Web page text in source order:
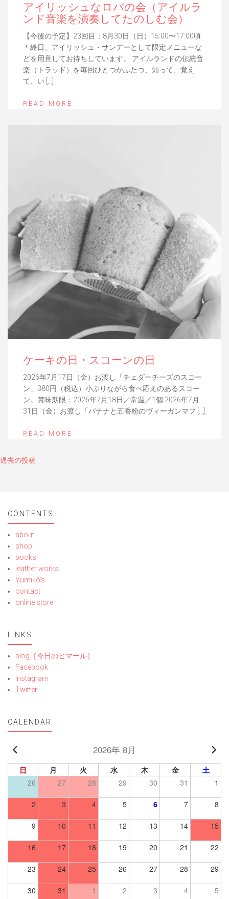
アイリッシュなロバの会（アイルラ
ンド音楽を演奏してたのしむ会）
【今後の予定】23回目：8月30日（日）15:00〜17:00頃
＊終日、アイリッシュ・サンデーとして限定メニューな
どを用意してお待ちしています。 アイルランドの伝統音
楽（トラッド）を毎回ひとつかふたつ、知って、覚え
て、い […]
READ MORE
ケーキの日・スコーンの日
2026年7月17日（金）お渡し「チェダーチーズのスコー
ン」380円（税込）小ぶりながら食べ応えのあるスコー
ン。賞味期限：2026年7月18日／常温／1個 2026年7月
31日（金）お渡し「バナナと五香粉のヴィーガンマフ […]
READ MORE
投
ー
ン
過去の投稿
CONTENTS
about
shop
books
leather works
Yumiko’s
contact
online store
LINKS
blog［今日のヒマール］
Facebook
Instagram
Twitter
CALENDAR
2026年 8月
日 月 火 水 木 金
土
26
27 28 29 30 31 1
2 3 4 5 6 7 8
9 10 11 12 13 14 15
16 17 18 19 20 21 22
23 24 25 26 27 28 29
30 31 1 2 3 4 5